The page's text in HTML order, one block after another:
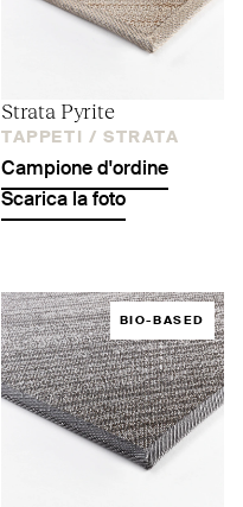
Strata Pyrite
TAPPETI / STRATA
Campione d'ordine
Scarica la foto
BIO-BASED